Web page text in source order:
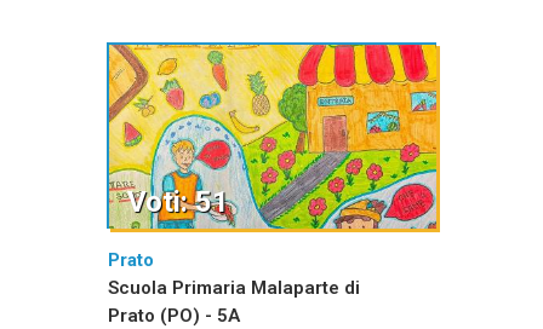
Prato
Scuola Primaria Malaparte di
Prato (PO) - 5A
Voti: 51